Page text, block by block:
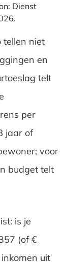
Dienst
tellen niet
en
telt
per
jaar of
voor
budget telt
is je
(of €
uit